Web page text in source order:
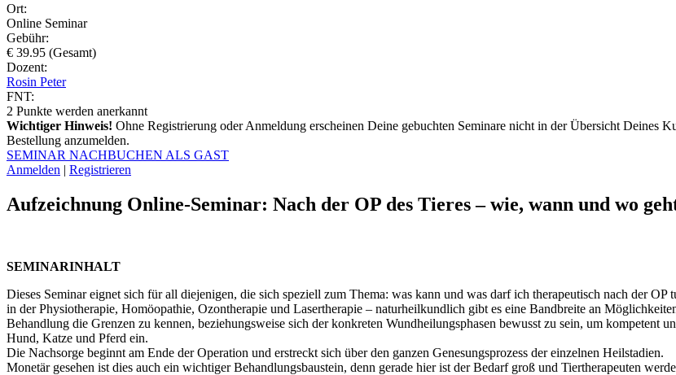
Ort:
Online Seminar
Gebühr:
€ 39.95 (Gesamt)
Dozent:
Rosin Peter
FNT:
2 Punkte werden anerkannt
Wichtiger Hinweis! Ohne Registrierung oder Anmeldung erscheinen Deine gebuchten Seminare nicht in der Übersicht Deines
Bestellung anzumelden.
SEMINAR NACHBUCHEN ALS GAST
Anmelden | Registrieren
Aufzeichnung Online-Seminar: Nach der OP des Tieres – wie, wann und wo
SEMINARINHALT
Dieses Seminar eignet sich für all diejenigen, die sich speziell zum Thema: was kann und was darf ich therapeutisch nach der
in der Physiotherapie, Homöopathie, Ozontherapie und Lasertherapie – naturheilkundlich gibt es eine Bandbreite an
Behandlung die Grenzen zu kennen, beziehungsweise sich der konkreten Wundheilungsphasen bewusst zu sein, um kompetent
Hund, Katze und Pferd ein.
Die Nachsorge beginnt am Ende der Operation und erstreckt sich über den ganzen Genesungsprozess der einzelnen Heilstadien.
Monetär gesehen ist dies auch ein wichtiger Behandlungsbaustein, denn gerade hier ist der Bedarf groß und Tiertherapeuten